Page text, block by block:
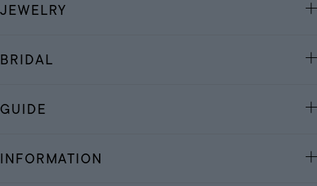
JEWELRY
BRIDAL
GUIDE
INFORMATION